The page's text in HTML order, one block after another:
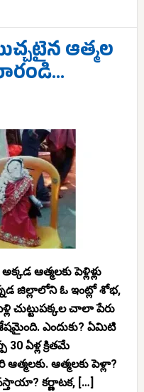
ఆత్మల
ఆత్మలకు పెళ్లిళ్లు
జిల్లాలోని ఓ ఇంట్లో శోభ,
చుట్టుపక్కల చాలా పేరు
ఎందుకు? ఏమిటి
30 ఏళ్ల క్రితమే
ఆత్మలకు పెళ్లా?
కర్ణాటక, […]